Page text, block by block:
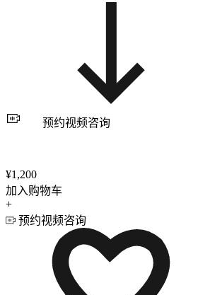
预约视频咨询
¥1,200
加入购物车
+
预约视频咨询